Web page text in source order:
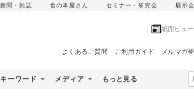
新聞・雑誌 食の本屋さん セミナー・研究会 展示会
紙面ビュ
よくあるご質問 ご利用ガイド メルマガ
キーワード メディア もっと見る